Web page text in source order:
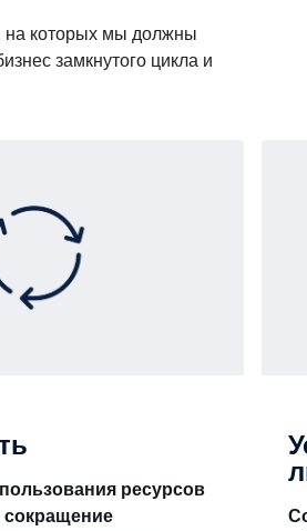
на которых мы должны
замкнутого цикла и
ресурсов
сокращение